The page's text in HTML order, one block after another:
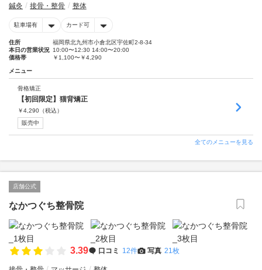
鍼灸 接骨・整骨 整体
駐車場有 カード可
住所
福岡県北九州市小倉北区宇佐町2-8-34
本日の営業状況 10:00〜12:30 14:00〜20:00
価格帯
￥1,100〜￥4,290
メニュー
骨格矯正
【初回限定】猫背矯正
￥4,290 （税込）
販売中
全てのメニューを見る
店舗公式
なかつぐち整骨院
3.39 口コミ 12件 写真 21枚